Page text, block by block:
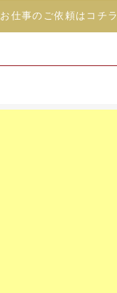
お仕事のご依頼はコチラ